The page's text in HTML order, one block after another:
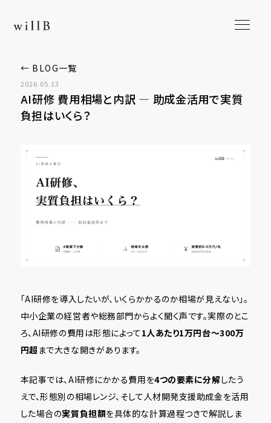
← BLOG一覧
2026.05.13
AI研修 費用相場と内訳 ― 助成金活用で実質
負担はいくら？
「AI研修を導入したいが、いくらかかるのか相場が見えない」。
中小企業の経営者や総務部門からよく聞く声です。実際のとこ
ろ、AI研修の費用は形態によって 1人あたり1万円台〜300万
円超まで大きな開きがあります。
本記事では、AI研修にかかる費用を4つの要素に分解したう
えで、形態別の相場レンジ、そして人材開発支援助成金を活用
した場合の実質負担額を具体的な計算過程つきで解説しま